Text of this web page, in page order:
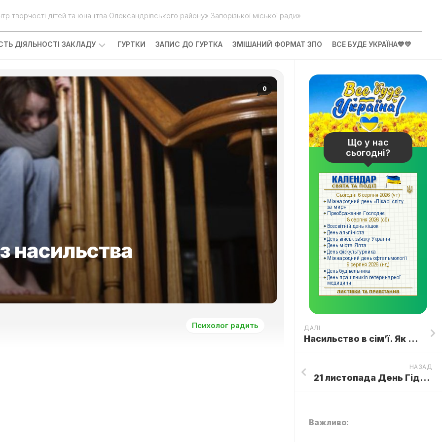
творчості дітей та юнацтва Олександрівського району» Запорізької міської ради»
ДІЯЛЬНОСТІ ЗАКЛАДУ ГУРТКИ ЗАПИС ДО ГУРТКА ЗМІШАНИЙ ФОРМАТ ЗПО ВСЕ БУДЕ УКРАЇНА💙💛
0
насильства
Психолог радить
Що у нас
сьогодні?
ДАЛІ
Насильство в сім’ї. Як розпізнати?
НАЗАД
21 листопада День Гідності та Свободи – важливе державне свято!💙💛
Важливо: